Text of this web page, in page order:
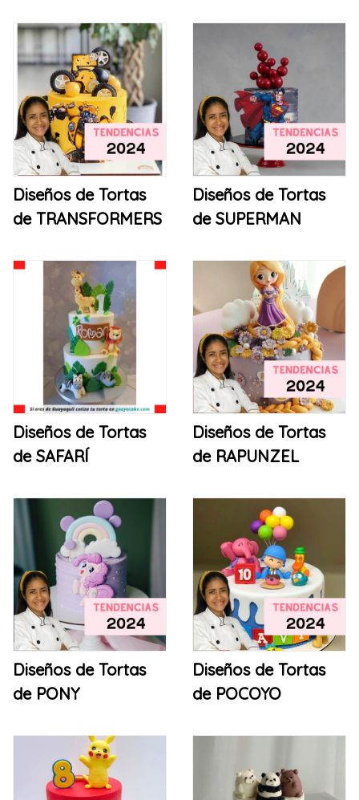
Diseños de Tortas
de TRANSFORMERS
Diseños de Tortas
de SUPERMAN
Diseños de Tortas
de SAFARÍ
Diseños de Tortas
de RAPUNZEL
Diseños de Tortas
de PONY
Diseños de Tortas
de POCOYO